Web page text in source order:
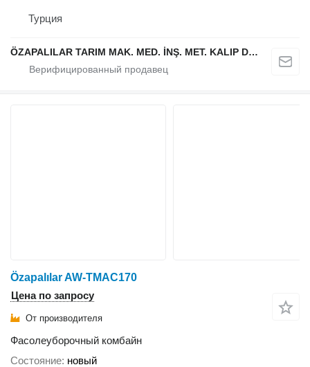
Турция
ÖZAPALILAR TARIM MAK. MED. İNŞ. MET. KALIP DÖKÜM SAN. LTD. ŞTİ.
Özapalılar AW-TMAC170
Цена по запросу
От производителя
Фасолеуборочный комбайн
Состояние новый